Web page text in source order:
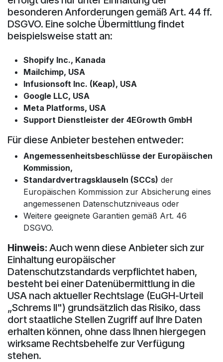
besonderen Anforderungen gemäß Art. 44 ff.
DSGVO. Eine solche Übermittlung findet
beispielsweise statt an:
Shopify Inc., Kanada
Mailchimp, USA
Infusionsoft Inc. (Keap), USA
Google LLC, USA
Meta Platforms, USA
Support Dienstleister der 4EGrowth GmbH
Für diese Anbieter bestehen entweder:
Angemessenheitsbeschlüsse der Europäischen
Kommission,
Standardvertragsklauseln (SCCs) der
Europäischen Kommission zur Absicherung eines
angemessenen Datenschutzniveaus oder
Weitere geeignete Garantien gemäß Art. 46
DSGVO.
Hinweis: Auch wenn diese Anbieter sich zur
Einhaltung europäischer
Datenschutzstandards verpflichtet haben,
besteht bei einer Datenübermittlung in die
USA nach aktueller Rechtslage (EuGH-Urteil
„Schrems II") grundsätzlich das Risiko, dass
dort staatliche Stellen Zugriff auf Ihre Daten
erhalten können, ohne dass Ihnen hiergegen
wirksame Rechtsbehelfe zur Verfügung
stehen.